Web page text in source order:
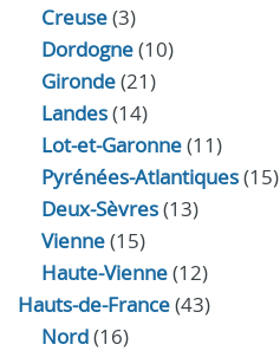
Creuse(3)
Dordogne(10)
Gironde(21)
Landes(14)
Lot-et-Garonne(11)
Pyrénées-Atlantiques(15)
Deux-Sèvres(13)
Vienne(15)
Haute-Vienne(12)
Hauts-de-France(43)
Nord(16)